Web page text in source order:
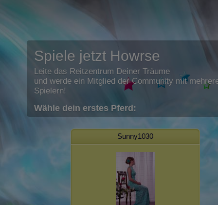
Spiele jetzt Howrse
Leite das Reitzentrum Deiner Träume
und werde ein Mitglied der Community mit
Spielern!
Wähle dein erstes Pferd:
Sunny1030